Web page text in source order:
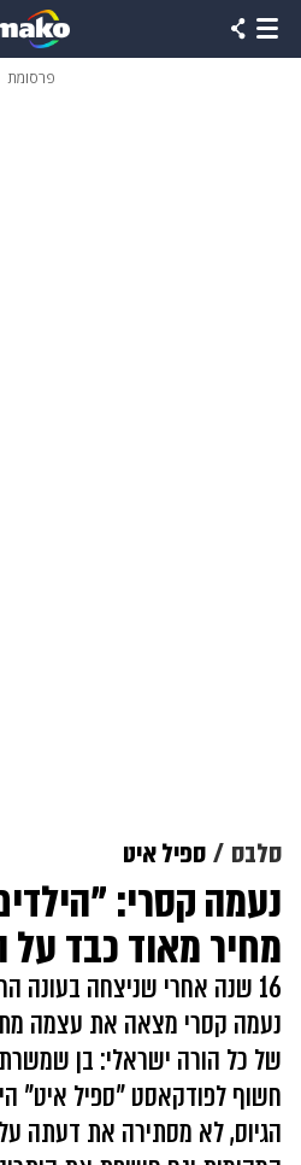
פרסומת
סלבס ספיל איט
נעמה קסרי:
מחיר מאוד כבד על
16 שנה אחרי שניצחה
נעמה קסרי מצאה את עצמה
של כל הורה ישראלי: בן שמשרת
חשוף לפודקאסט "ספיל איט"
הגיוס, לא מסתירה את דעתה